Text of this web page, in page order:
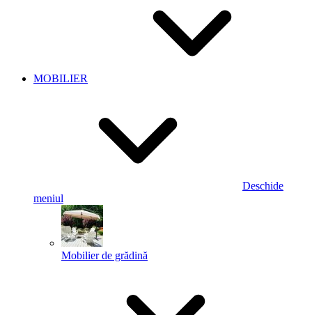
MOBILIER
Deschide
meniul
Mobilier de grădină